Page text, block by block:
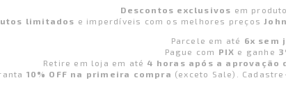
Descontos exclusivos em
limitados e imperdíveis com os melhores preços
Parcele em até 6x sem
Pague com PIX e ganhe
Retire em loja em até 4 horas após a aprovação
10% OFF na primeira compra (exceto Sale).